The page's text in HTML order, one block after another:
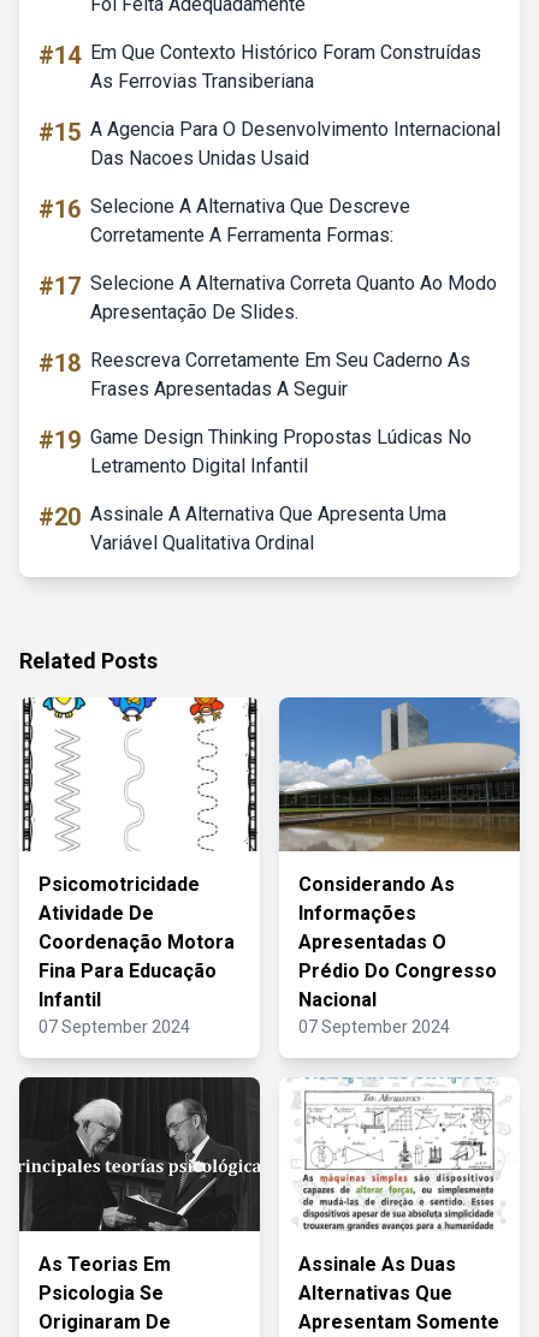
#14 Em Que Contexto Histórico Foram Construídas
As Ferrovias Transiberiana
#15 A Agencia Para O Desenvolvimento Internacional
Das Nacoes Unidas Usaid
#16 Selecione A Alternativa Que Descreve
Corretamente A Ferramenta Formas:
#17 Selecione A Alternativa Correta Quanto Ao Modo
Apresentação De Slides.
#18 Reescreva Corretamente Em Seu Caderno As
Frases Apresentadas A Seguir
#19 Game Design Thinking Propostas Lúdicas No
Letramento Digital Infantil
#20 Assinale A Alternativa Que Apresenta Uma
Variável Qualitativa Ordinal
Related Posts
Psicomotricidade
Atividade De
Coordenação Motora
Fina Para Educação
Infantil
07 September 2024
Considerando As
Informações
Apresentadas O
Prédio Do Congresso
Nacional
07 September 2024
As Teorias Em
Psicologia Se
Originaram De
Assinale As Duas
Alternativas Que
Apresentam Somente